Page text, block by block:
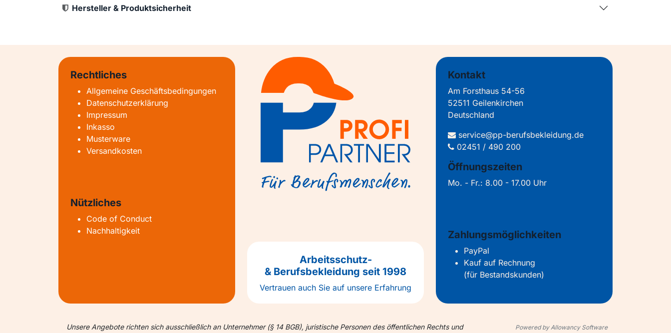
Hersteller & Produktsicherheit
Rechtliches
Allgemeine Geschäftsbedingungen
Datenschutzerklärung
Impressum
Inkasso
Musterware
Versandkosten
Nützliches
Code of Conduct
Nachhaltigkeit
Kontakt
Am Forsthaus 54-56
52511 Geilenkirchen
Deutschland
service@pp-berufsbekleidung.de
02451 / 490 200
Öffnungszeiten
Mo. - Fr.: 8.00 - 17.00 Uhr
Zahlungsmöglichkeiten
PayPal
Kauf auf Rechnung
(für Bestandskunden)
Arbeitsschutz-
& Berufsbekleidung seit 1998
Vertrauen auch Sie auf unsere Erfahrung
Unsere Angebote richten sich ausschließlich an Unternehmer (§ 14 BGB), juristische Personen des öffentlichen Rechts und Powered by Allowancy Software